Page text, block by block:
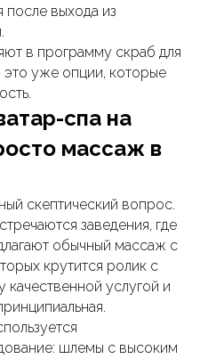
после выхода из
в программу скраб для
это уже опции, которые
спа на
массаж в
скептический вопрос.
заведения, где
обычный массаж с
крутится ролик с
услугой и
шлемы с высоким